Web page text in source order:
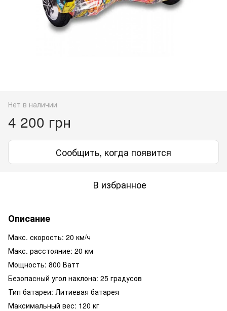
Нет в наличии
4 200 грн
Сообщить, когда появится
В избранное
Описание
Макс. скорость: 20 км/ч
Макс. расстояние: 20 км
Мощность: 800 Ватт
Безопасный угол наклона: 25 градусов
Тип батареи: Литиевая батарея
Максимальный вес: 120 кг